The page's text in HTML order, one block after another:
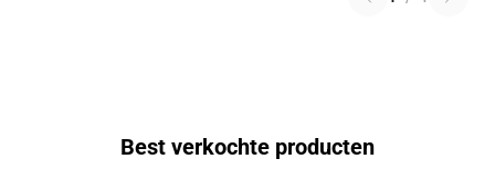
Best verkochte producten